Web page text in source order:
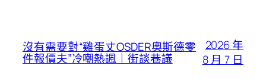
沒有需要對“雞蛋丈OSDER奧斯德零
件報價夫”冷嘲熱諷｜街談巷議
2026 年
8 月 7 日